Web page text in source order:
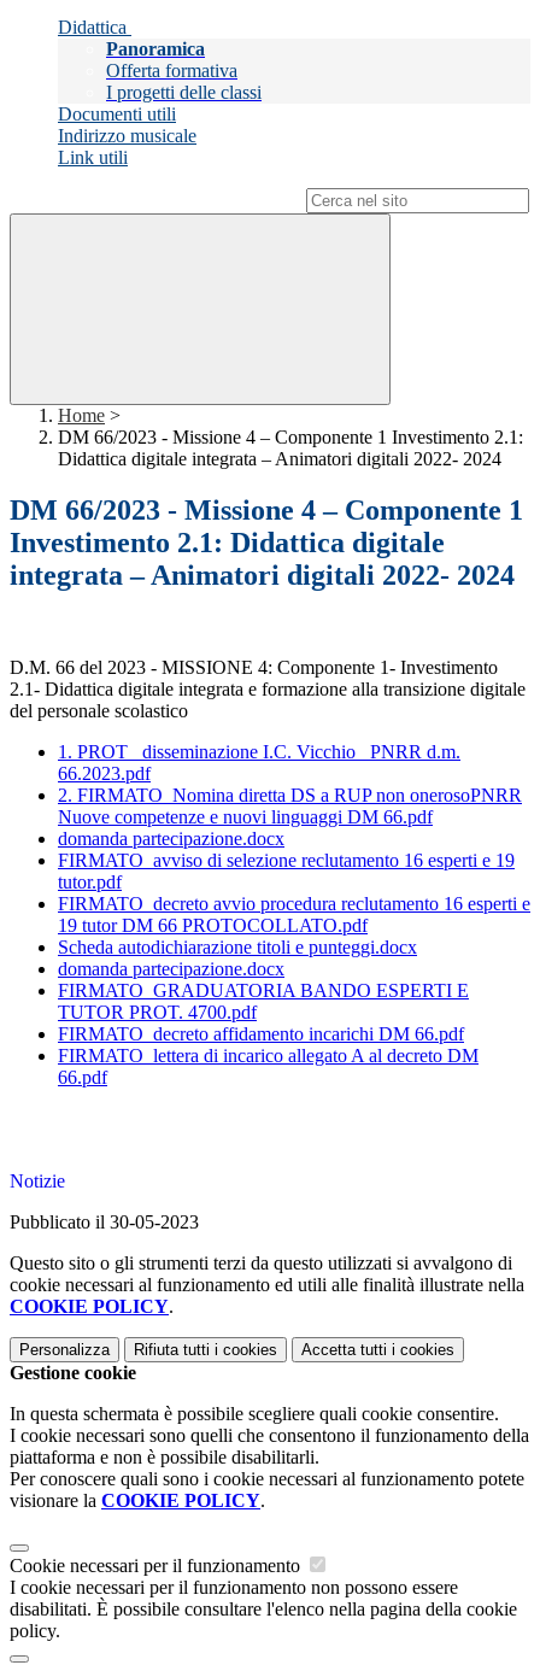
Didattica
Panoramica
Offerta formativa
I progetti delle classi
Documenti utili
Indirizzo musicale
Link utili
Home >
DM 66/2023 - Missione 4 – Componente 1 Investimento 2.1:
Didattica digitale integrata – Animatori digitali 2022- 2024
DM 66/2023 - Missione 4 – Componente 1
Investimento 2.1: Didattica digitale
integrata – Animatori digitali 2022- 2024
D.M. 66 del 2023 - MISSIONE 4: Componente 1- Investimento
2.1- Didattica digitale integrata e formazione alla transizione digitale
del personale scolastico
1. PROT_ disseminazione I.C. Vicchio_ PNRR d.m.
66.2023.pdf
2. FIRMATO_Nomina diretta DS a RUP non onerosoPNRR
Nuove competenze e nuovi linguaggi DM 66.pdf
domanda partecipazione.docx
FIRMATO_avviso di selezione reclutamento 16 esperti e 19
tutor.pdf
FIRMATO_decreto avvio procedura reclutamento 16 esperti e
19 tutor DM 66 PROTOCOLLATO.pdf
Scheda autodichiarazione titoli e punteggi.docx
domanda partecipazione.docx
FIRMATO_GRADUATORIA BANDO ESPERTI E
TUTOR PROT. 4700.pdf
FIRMATO_decreto affidamento incarichi DM 66.pdf
FIRMATO_lettera di incarico allegato A al decreto DM
66.pdf
Notizie
Pubblicato il 30-05-2023
Questo sito o gli strumenti terzi da questo utilizzati si avvalgono di
cookie necessari al funzionamento ed utili alle finalità illustrate nella
COOKIE POLICY.
Personalizza Rifiuta tutti i cookies Accetta tutti i cookies
Gestione cookie
In questa schermata è possibile scegliere quali cookie consentire.
I cookie necessari sono quelli che consentono il funzionamento della
piattaforma e non è possibile disabilitarli.
Per conoscere quali sono i cookie necessari al funzionamento potete
visionare la COOKIE POLICY.
Cookie necessari per il funzionamento
I cookie necessari per il funzionamento non possono essere
disabilitati. È possibile consultare l'elenco nella pagina della cookie
policy.